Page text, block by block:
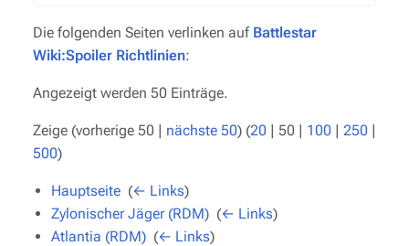
Die folgenden Seiten verlinken auf Battlestar
Wiki:Spoiler Richtlinien:
Angezeigt werden 50 Einträge.
Zeige (vorherige 50 | nächste 50) (20 | 50 | 100 | 250 |
500)
Hauptseite (← Links)
Zylonischer Jäger (RDM) (← Links)
Atlantia (RDM) (← Links)